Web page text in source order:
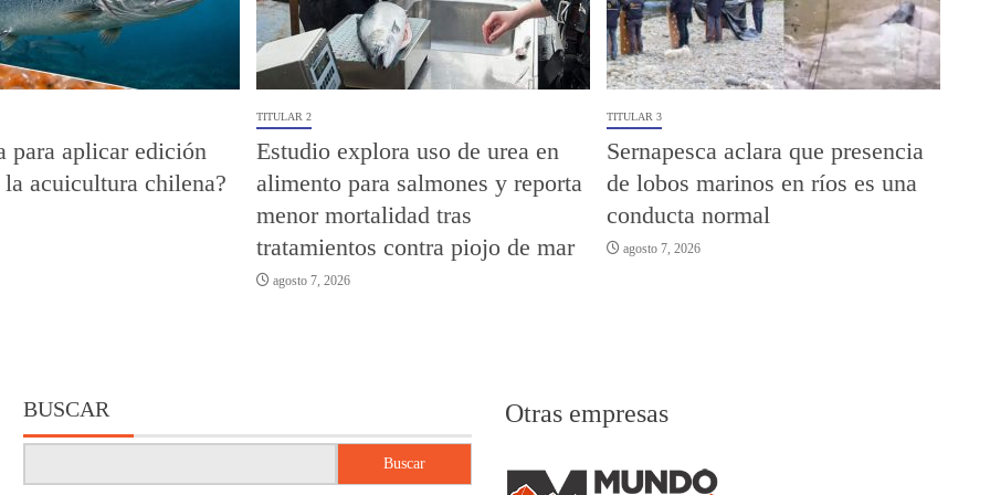
para aplicar edición
la acuicultura chilena?
TITULAR 2
Estudio explora uso de urea en
alimento para salmones y reporta
menor mortalidad tras
tratamientos contra piojo de mar
agosto 7, 2026
TITULAR 3
Sernapesca aclara que presencia
de lobos marinos en ríos es una
conducta normal
agosto 7, 2026
BUSCAR
Buscar
Otras empresas